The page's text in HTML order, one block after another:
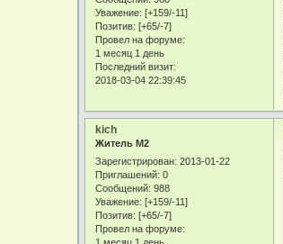
Уважение: [+159/-11]
Позитив: [+65/-7]
Провел на форуме:
1 месяц 1 день
Последний визит:
2018-03-04 22:39:45
kich
Житель М2
Зарегистрирован: 2013-01-22
Приглашений: 0
Сообщений: 988
Уважение: [+159/-11]
Позитив: [+65/-7]
Провел на форуме:
1 месяц 1 день